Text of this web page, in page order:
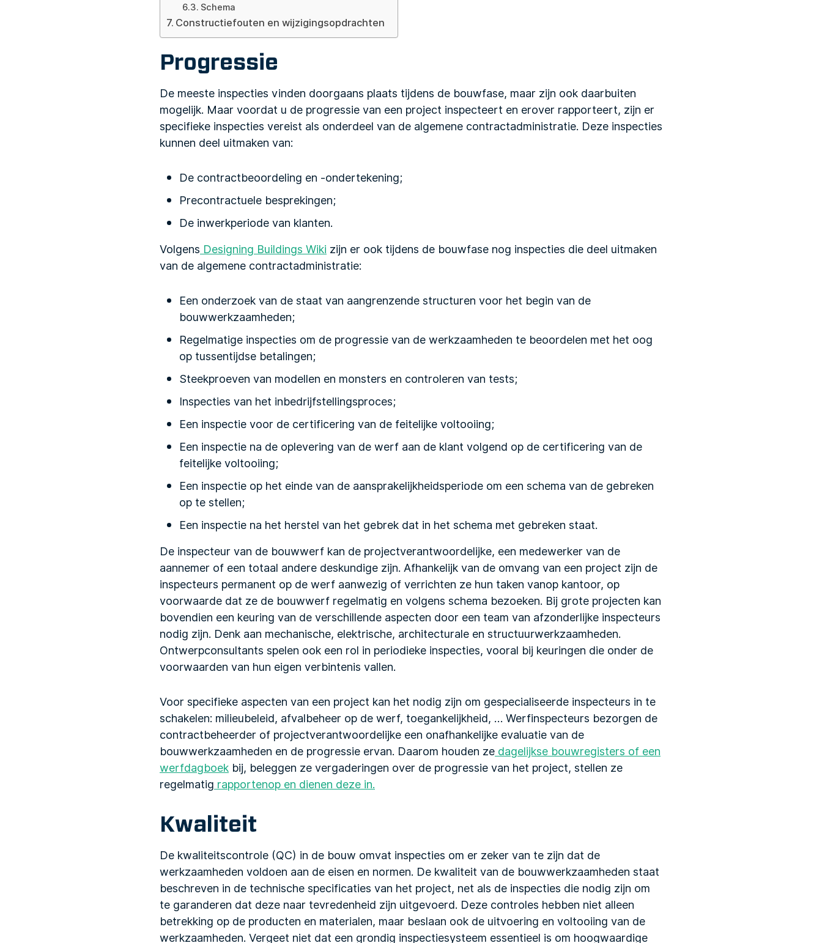
Schema
Constructiefouten en wijzigingsopdrachten
Progressie
De meeste inspecties vinden doorgaans plaats tijdens de bouwfase, maar zijn ook daarbuiten
mogelijk. Maar voordat u de progressie van een project inspecteert en erover rapporteert, zijn er
specifieke inspecties vereist als onderdeel van de algemene contractadministratie. Deze inspecties
kunnen deel uitmaken van:
De contractbeoordeling en -ondertekening;
Precontractuele besprekingen;
De inwerkperiode van klanten.
Volgens Designing Buildings Wiki zijn er ook tijdens de bouwfase nog inspecties die deel uitmaken
van de algemene contractadministratie:
Een onderzoek van de staat van aangrenzende structuren voor het begin van de
bouwwerkzaamheden;
Regelmatige inspecties om de progressie van de werkzaamheden te beoordelen met het oog
op tussentijdse betalingen;
Steekproeven van modellen en monsters en controleren van tests;
Inspecties van het inbedrijfstellingsproces;
Een inspectie voor de certificering van de feitelijke voltooiing;
Een inspectie na de oplevering van de werf aan de klant volgend op de certificering van de
feitelijke voltooiing;
Een inspectie op het einde van de aansprakelijkheidsperiode om een schema van de gebreken
op te stellen;
Een inspectie na het herstel van het gebrek dat in het schema met gebreken staat.
De inspecteur van de bouwwerf kan de projectverantwoordelijke, een medewerker van de
aannemer of een totaal andere deskundige zijn. Afhankelijk van de omvang van een project zijn de
inspecteurs permanent op de werf aanwezig of verrichten ze hun taken vanop kantoor, op
voorwaarde dat ze de bouwwerf regelmatig en volgens schema bezoeken. Bij grote projecten kan
bovendien een keuring van de verschillende aspecten door een team van afzonderlijke inspecteurs
nodig zijn. Denk aan mechanische, elektrische, architecturale en structuurwerkzaamheden.
Ontwerpconsultants spelen ook een rol in periodieke inspecties, vooral bij keuringen die onder de
voorwaarden van hun eigen verbintenis vallen.
Voor specifieke aspecten van een project kan het nodig zijn om gespecialiseerde inspecteurs in te
schakelen: milieubeleid, afvalbeheer op de werf, toegankelijkheid, … Werfinspecteurs bezorgen de
contractbeheerder of projectverantwoordelijke een onafhankelijke evaluatie van de
bouwwerkzaamheden en de progressie ervan. Daarom houden ze dagelijkse bouwregisters of een
werfdagboek bij, beleggen ze vergaderingen over de progressie van het project, stellen ze
regelmatig rapportenop en dienen deze in.
Kwaliteit
De kwaliteitscontrole (QC) in de bouw omvat inspecties om er zeker van te zijn dat de
werkzaamheden voldoen aan de eisen en normen. De kwaliteit van de bouwwerkzaamheden staat
beschreven in de technische specificaties van het project, net als de inspecties die nodig zijn om
te garanderen dat deze naar tevredenheid zijn uitgevoerd. Deze controles hebben niet alleen
betrekking op de producten en materialen, maar beslaan ook de uitvoering en voltooiing van de
werkzaamheden. Vergeet niet dat een grondig inspectiesysteem essentieel is om hoogwaardige